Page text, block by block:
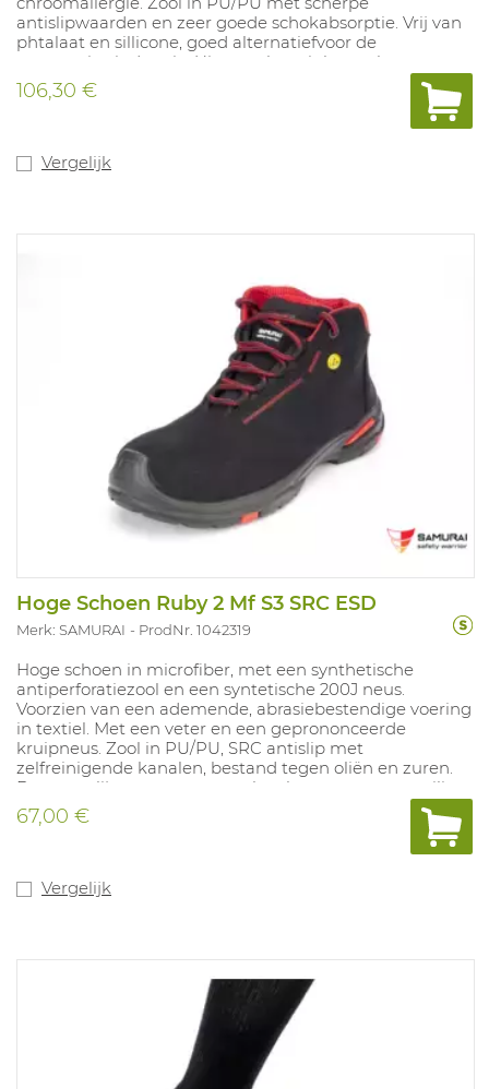
antislipwaarden en zeer goede schokabsorptie. Vrij van
phtalaat en sillicone, goed alternatiefvoor de
automotive industrie. Uitneembare inlegzool met
vochtregulerendsysteem en schokabsorptie. Maten: 10,
11, 12, 14: 35-52.
106,30 €
Vergelijk
Hoge Schoen Ruby 2 Mf S3 SRC ESD
Merk: SAMURAI ProdNr. 1042319
Hoge schoen in microfiber, met een synthetische
antiperforatiezool en een syntetische 200J neus.
Voorzien van een ademende, abrasiebestendige voering
in textiel. Met een veter en een geprononceerde
kruipneus. Zool in PU/PU, SRC antislip met
zelfreinigende kanalen, bestand tegen oliën en zuren.
De extra slijtvaste voor- en achterkant zorgt voor veilig
stappen en afrollen van de voet. De zool bevat brede en
diepe afwateringskanalen om vloeistoffen af te drijven
en is ook voorzien van een ladder grip, om de veiligheid
ergonomische inlegzool in polyurethaan met textiel
67,00 €
Vergelijk